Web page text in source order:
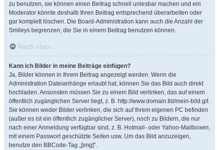
zu benutzen, sie können einen Beitrag schnell unlesbar machen und ein
Moderator könnte deshalb Ihren Beitrag entsprechend überarbeiten oder
gar komplett löschen. Die Board-Administration kann auch die Anzahl der
Smileys begrenzen, die Sie in einem Beitrag benutzen können.
Nach oben
Kann ich Bilder in meine Beiträge einfügen?
Ja, Bilder können in Ihrem Beitrag angezeigt werden. Wenn die
Administration Dateianhänge erlaubt hat, können Sie das Bild auch direkt
hochladen. Ansonsten müssen Sie zu einem Bild verlinken, das auf einem
öffentlich zugänglichen Server liegt, z. B. http://www.domain.tld/mein-bild.gif.
Sie können weder Bilder verlinken, die sich auf Ihrem eigenen PC befinden
(außer es ist ein öffentlich zugänglicher Server), noch zu Bildern, die nur
nach einer Anmeldung verfügbar sind, z. B. Hotmail- oder Yahoo-Mailboxen,
mit einem Passwort geschützte Seiten usw. Um das Bild anzuzeigen,
benutze den BBCode-Tag „[img]“.